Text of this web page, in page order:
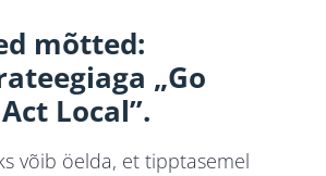
mõtted:
„Go
Local”.
võib öelda, et tipptasemel